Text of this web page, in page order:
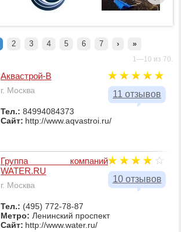
2 3 4 5 6 7 › »
1—10 из 70.
11 отзывов
Аквастрой-В
г. Москва
Тел.: 84994084373
Сайт: http://www.aqvastroi.ru/
10 отзывов
Группа компаний
WATER.RU
г. Москва
Тел.: (495) 772-78-87
Метро: Ленинский проспект
Сайт: http://www.water.ru/